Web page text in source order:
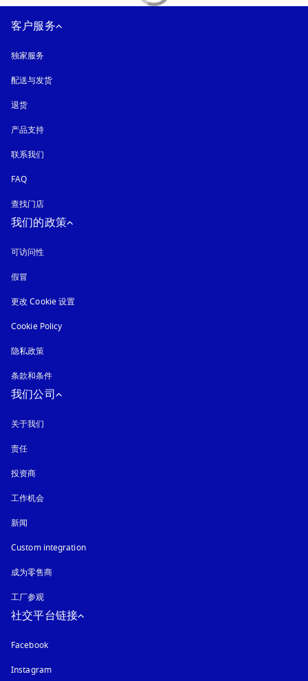
客户服务
独家服务
配送与发货
退货
产品支持
联系我们
FAQ
查找门店
我们的政策
可访问性
假冒
更改 Cookie 设置
Cookie Policy
隐私政策
条款和条件
我们公司
关于我们
责任
投资商
工作机会
新闻
Custom integration
成为零售商
工厂参观
社交平台链接
Facebook
Instagram在新选项卡中打开